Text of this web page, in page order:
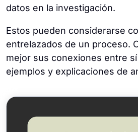
datos en la investigación.
Estos pueden considerarse
entrelazados de un proceso.
mejor sus conexiones entre
ejemplos y explicaciones de